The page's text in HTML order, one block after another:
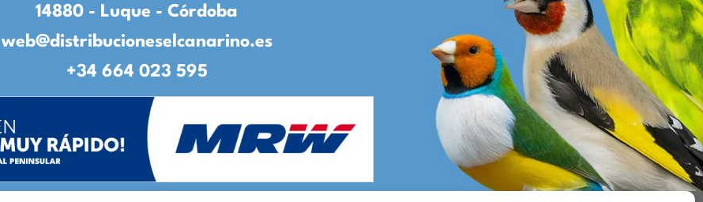
14880 - Luque - Córdoba
web@distribucioneselcanarino.es
+34 664 023 595